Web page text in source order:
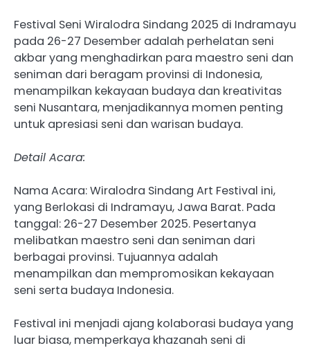
Festival Seni Wiralodra Sindang 2025 di Indramayu
pada 26-27 Desember adalah perhelatan seni
akbar yang menghadirkan para maestro seni dan
seniman dari beragam provinsi di Indonesia,
menampilkan kekayaan budaya dan kreativitas
seni Nusantara, menjadikannya momen penting
untuk apresiasi seni dan warisan budaya.
Detail Acara:
Nama Acara: Wiralodra Sindang Art Festival ini,
yang Berlokasi di Indramayu, Jawa Barat. Pada
tanggal: 26-27 Desember 2025. Pesertanya
melibatkan maestro seni dan seniman dari
berbagai provinsi. Tujuannya adalah
menampilkan dan mempromosikan kekayaan
seni serta budaya Indonesia.
Festival ini menjadi ajang kolaborasi budaya yang
luar biasa, memperkaya khazanah seni di